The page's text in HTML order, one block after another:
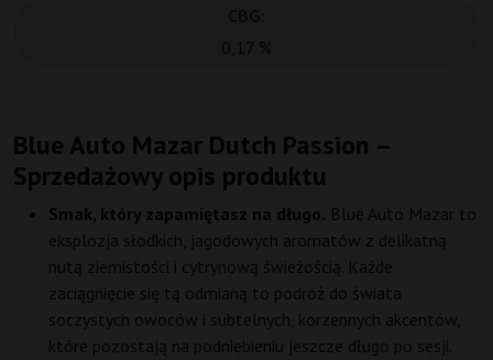
Blue Auto Mazar Dutch Passion –
Sprzedażowy opis produktu
Smak, który zapamiętasz na długo. Blue Auto Mazar to
eksplozja słodkich, jagodowych aromatów z delikatną
nutą ziemistości i cytrynową świeżością. Każde
zaciągnięcie się tą odmianą to podróż do świata
soczystych owoców i subtelnych, korzennych akcentów,
które pozostają na podniebieniu jeszcze długo po sesji.